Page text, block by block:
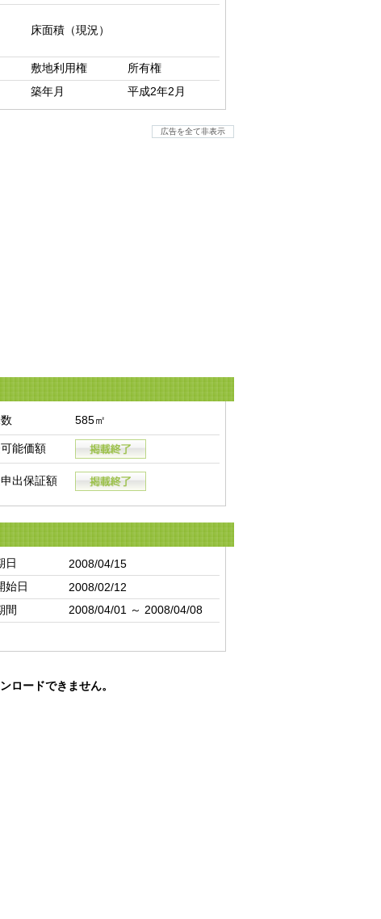
床面積（現況）
敷地利用権
所有権
築年月 平成2年2月
広告を全て非表示
585㎡
能価額
出保証額
日
2008/04/15
始日
2008/02/12
間
2008/04/01 ～ 2008/04/08
ロードできません。